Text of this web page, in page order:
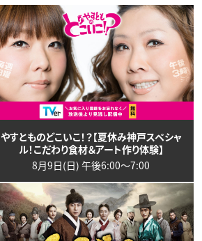
やすとものどこいこ！？【夏休み神戸スペシャ
ル！こだわり食材＆アート作り体験】
8月9日(日) 午後6:00〜7:00